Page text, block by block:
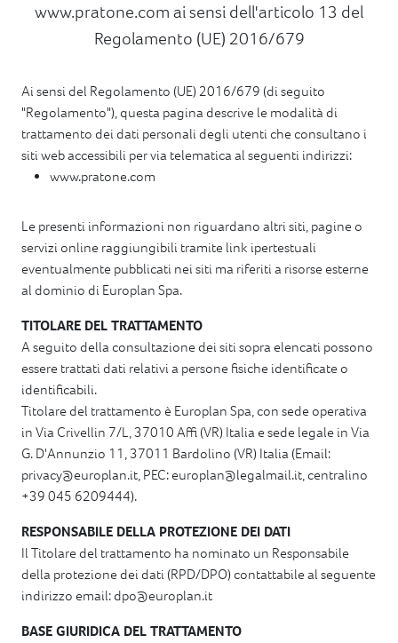
www.pratone.com ai sensi dell'articolo 13 del
Regolamento (UE) 2016/679
Ai sensi del Regolamento (UE) 2016/679 (di seguito
"Regolamento"), questa pagina descrive le modalità di
trattamento dei dati personali degli utenti che consultano i
siti web accessibili per via telematica al seguenti indirizzi:
www.pratone.com
Le presenti informazioni non riguardano altri siti, pagine o
servizi online raggiungibili tramite link ipertestuali
eventualmente pubblicati nei siti ma riferiti a risorse esterne
al dominio di Europlan Spa.
TITOLARE DEL TRATTAMENTO
A seguito della consultazione dei siti sopra elencati possono
essere trattati dati relativi a persone fisiche identificate o
identificabili.
Titolare del trattamento è Europlan Spa, con sede operativa
in Via Crivellin 7/L, 37010 Affi (VR) Italia e sede legale in Via
G. D'Annunzio 11, 37011 Bardolino (VR) Italia (Email:
privacy@europlan.it, PEC: europlan@legalmail.it, centralino
+39 045 6209444).
RESPONSABILE DELLA PROTEZIONE DEI DATI
Il Titolare del trattamento ha nominato un Responsabile
della protezione dei dati (RPD/DPO) contattabile al seguente
indirizzo email: dpo@europlan.it
BASE GIURIDICA DEL TRATTAMENTO